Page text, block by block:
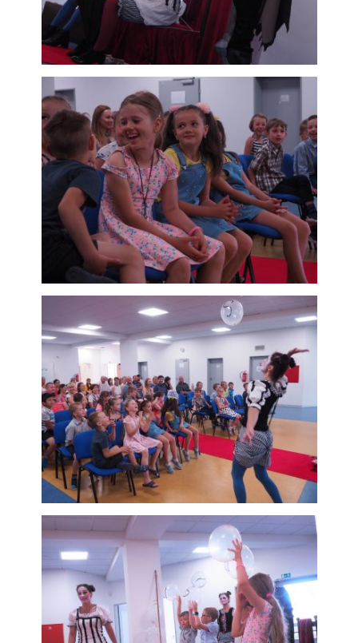
Personalizované
soubory cookie
Používáme rovněž
soubory cookie a
další technologie,
abychom
přizpůsobili naše
webové stránky
potřebám a
zájmům našich
návštěvníků.
Reklamní cookies
Reklamní cookies
používáme my
nebo naši partneři,
abychom Vám
mohli zobrazit
vhodné obsahy
nebo reklamy jak
na našich
stránkách, tak na
stránkách třetích
subjektů. Díky tomu
můžeme vytvářet
profily založené na
Vašich zájmech, tak
zvané
pseudonymizované
profily. Na základě
těchto informací
není zpravidla
možná
bezprostřední
identifikace Vaší
osoby, protože
jsou používány
pouze
pseudonymizované
údaje. Pokud
nevyjádříte